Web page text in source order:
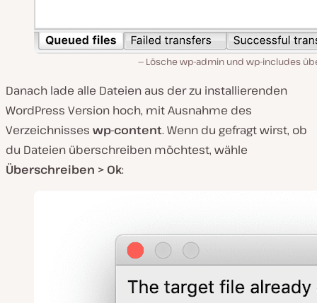
Lösche wp-admin und wp-includes
Danach lade alle Dateien aus der zu installierenden
WordPress Version hoch, mit Ausnahme des
Verzeichnisses wp-content. Wenn du gefragt wirst, ob
du Dateien überschreiben möchtest, wähle
Überschreiben > Ok: